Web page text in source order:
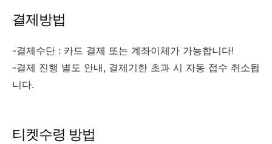
결제방법
-결제수단 : 카드 결제 또는 계좌이체가 가능합니다!
-결제 진행 별도 안내, 결제기한 초과 시 자동 접수 취소됩
니다.
티켓수령 방법